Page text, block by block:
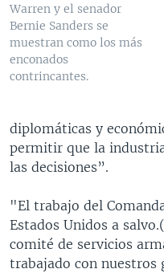
Warren y el senador
Bernie Sanders se
muestran como los más
enconados
contrincantes.
diplomáticas y
permitir que la
las decisiones”.
"El trabajo del
Estados Unidos a
comité de servicios
trabajado con nuestros